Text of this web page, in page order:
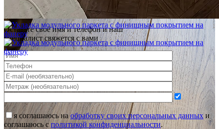
Оставьте своё имя и телефон и наш
специалист свяжется с вами
я соглашаюсь наобработку своих персональных данных и
соглашаюсь сполитикой конфиденциальности.